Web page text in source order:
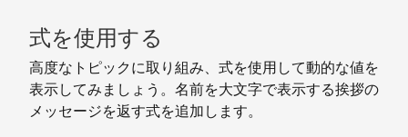
式を使用する
高度なトピックに取り組み、式を使用して動的な値を
表示してみましょう。名前を大文字で表示する挨拶の
メッセージを返す式を追加します。